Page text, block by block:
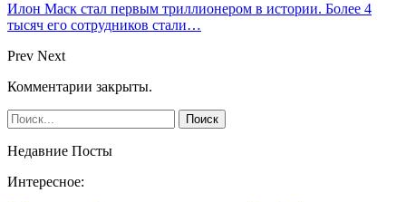
Илон Маск стал первым триллионером в истории. Более 4
тысяч его сотрудников стали…
Prev Next
Комментарии закрыты.
Недавние Посты
Интересное: